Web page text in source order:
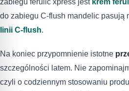
do zabiegu C-flush mandelic pasują
linii C-flush.
Na koniec przypomnienie istotne
szczególności latem. Nie
czyli o codziennym stosowaniu